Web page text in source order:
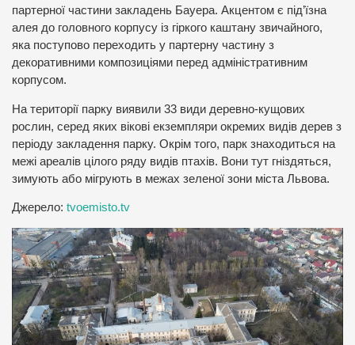
партерної частини закладень Бауера. Акцентом є під’їзна
алея до головного корпусу із гіркого каштану звичайного,
яка поступово переходить у партерну частину з
декоративними композиціями перед адміністративним
корпусом.
На території парку виявили 33 види деревно-кущових
рослин, серед яких вікові екземпляри окремих видів дерев з
періоду закладення парку. Окрім того, парк знаходиться на
межі ареалів цілого ряду видів птахів. Вони тут гніздяться,
зимують або мігрують в межах зеленої зони міста Львова.
Джерело: tvoemisto.tv